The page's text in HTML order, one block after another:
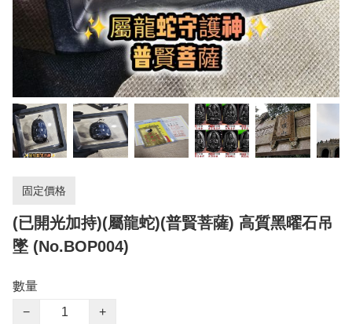
固定價格
(已開光加持)(屬龍蛇)(普賢菩薩) 高質黑曜石吊
墜 (No.BOP004)
數量
−
+